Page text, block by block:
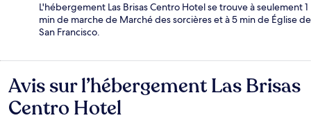
L'hébergement Las Brisas Centro Hotel se trouve à seulement 1
min de marche de Marché des sorcières et à 5 min de Église de
San Francisco.
Avis
Avis sur l’hébergement Las Brisas
Centro Hotel